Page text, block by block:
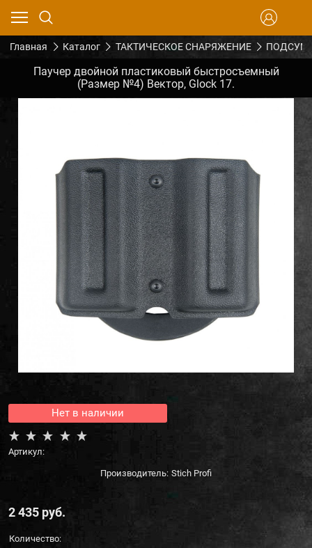
Главная Каталог ТАКТИЧЕСКОЕ СНАРЯЖЕНИЕ
Паучер двойной пластиковый быстросъемный
(Размер №4) Вектор, Glock 17.
Нет в наличии
Артикул:
Производитель: Stich Profi
2 435 руб.
Количество: